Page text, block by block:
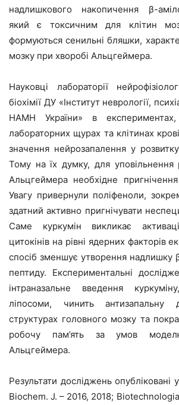
надлишкового накопичення β-
який є токсичним для клітин
формуються сенильні бляшки,
мозку при хворобі Альцгеймера.
Науковці лабораторії
біохімії ДУ «Інститут неврології,
НАМН України» в
лабораторних щурах та клітинах
значення нейрозапалення у
Тому на їх думку, для уповільнення
Альцгеймера необхідне
Увагу привернули поліфеноли,
здатний активно пригнічувати
Саме куркумін викликає
цитокінів на рівні ядерних факторів
спосіб зменшує утворення надлишку
пептиду. Експериментальні
інтраназальне введення
ліпосоми, чинить
структурах головного мозку та
робочу пам’ять за умов
Альцгеймера.
Результати досліджень опубліковані
Biochem. J. – 2016, 2018;